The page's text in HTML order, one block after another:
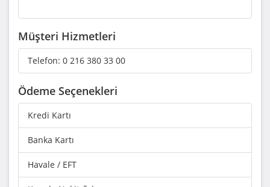
Müşteri Hizmetleri
Telefon: 0 216 380 33 00
Ödeme Seçenekleri
Kredi Kartı
Banka Kartı
Havale / EFT